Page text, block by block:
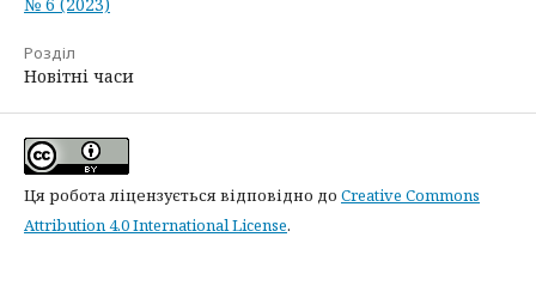
Розділ
Новітні часи
Ця робота ліцензується відповідно до Creative Commons
Attribution 4.0 International License.